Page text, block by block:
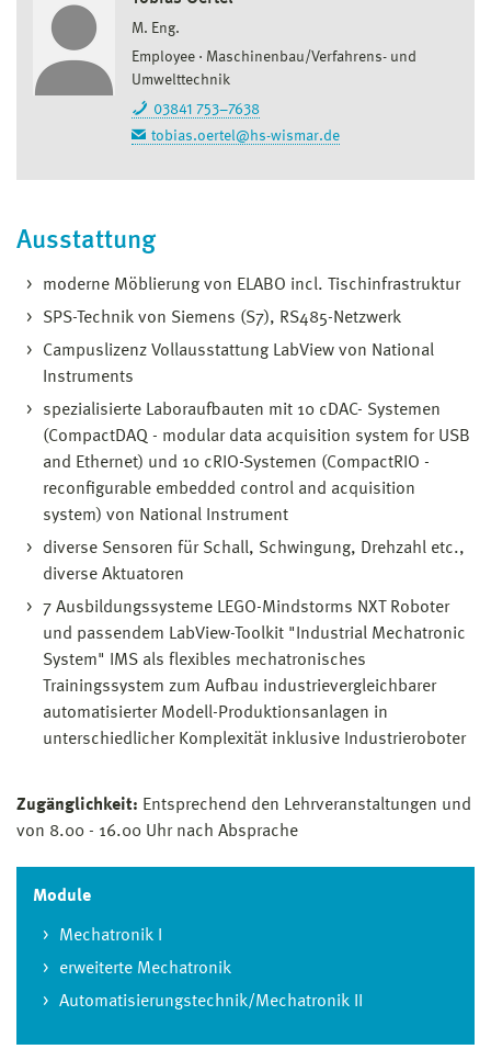
M. Eng.
Employee
Maschinenbau/Verfahrens- und
Umwelttechnik
03841 753–7638
tobias.oertel@hs-wismar.de
Ausstattung
moderne Möblierung von ELABO incl. Tischinfrastruktur
SPS-Technik von Siemens (S7), RS485-Netzwerk
Campuslizenz Vollausstattung LabView von National
Instruments
spezialisierte Laboraufbauten mit 10 cDAC- Systemen
(CompactDAQ - modular data acquisition system for USB
and Ethernet) und 10 cRIO-Systemen (CompactRIO -
reconfigurable embedded control and acquisition
system) von National Instrument
diverse Sensoren für Schall, Schwingung, Drehzahl etc.,
diverse Aktuatoren
7 Ausbildungssysteme LEGO-Mindstorms NXT Roboter
und passendem LabView-Toolkit "Industrial Mechatronic
System" IMS als flexibles mechatronisches
Trainingssystem zum Aufbau industrievergleichbarer
automatisierter Modell-Produktionsanlagen in
unterschiedlicher Komplexität inklusive Industrieroboter
Zugänglichkeit: Entsprechend den Lehrveranstaltungen und
von 8.00 - 16.00 Uhr nach Absprache
Module
Mechatronik I
erweiterte Mechatronik
Automatisierungstechnik/Mechatronik II